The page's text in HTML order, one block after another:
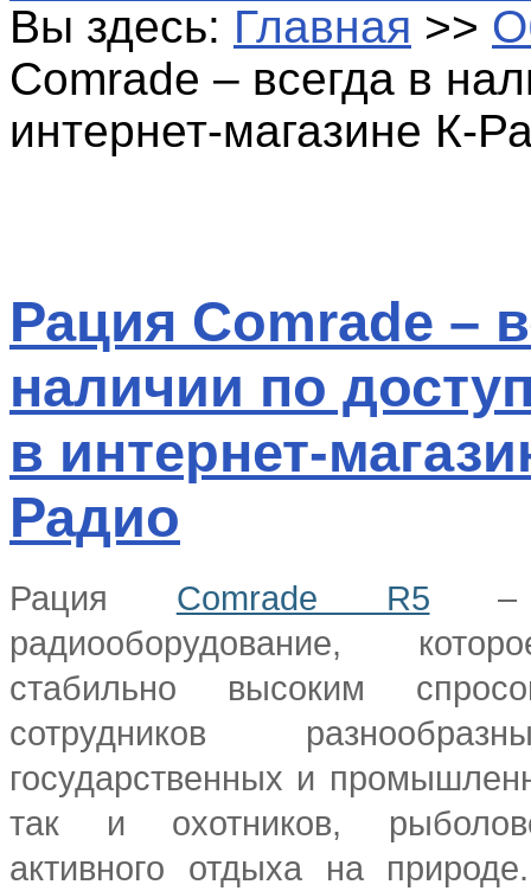
Вы здесь: Главная >>
Comrade – всегда в
интернет-магазине К-
Рация Comrade –
наличии по
в интернет-
Радио
Рация Comrade R5 –
радиооборудование,
стабильно высоким
сотрудников
государственных и
так и охотников,
активного отдыха на